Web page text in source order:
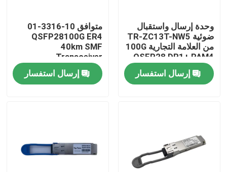
منتجات
معلومات عنا
مراقبة الجودة
وحدة إرسال واستقبال
ضوئية TR-ZC13T-NW5
من العلامة التجارية 100G
QSFP28 DR1+ PAM4
500M
إرسال استفسار
متوافق 10-3316-01
QSFP28100G ER4
40km SMF
Transceiver
إرسال استفسار